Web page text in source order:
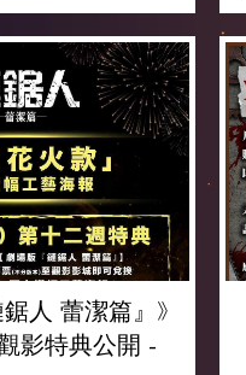
人 蕾潔篇』》
影特典公開 -